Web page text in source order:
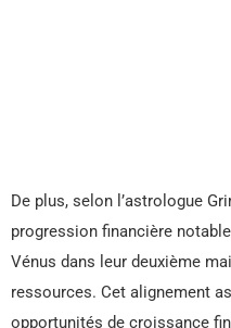
De plus, selon l’astrologue
progression financière
Vénus dans leur deuxième
ressources. Cet alignement
opportunités de croissance